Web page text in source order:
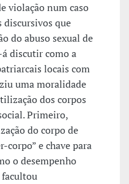
violação num caso
discursivos que
do abuso sexual de
discutir como a
locais com
uma moralidade
dos corpos
Primeiro,
do corpo de
corpo” e chave para
o desempenho